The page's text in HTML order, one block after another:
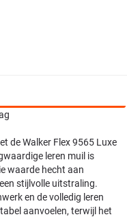
de Walker Flex 9565 Luxe
leren muil is
waarde hecht aan
stijlvolle uitstraling.
en de volledig leren
aanvoelen, terwijl het